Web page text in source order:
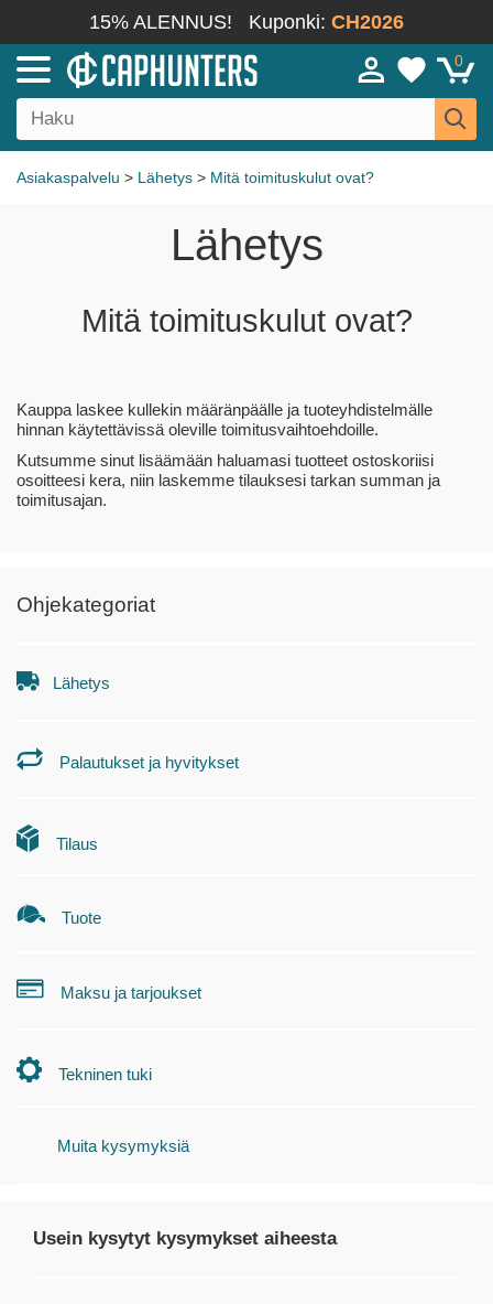
15% ALENNUS! Kuponki: CH2026
0
Asiakaspalvelu > Lähetys > Mitä toimituskulut ovat?
Lähetys
Mitä toimituskulut ovat?
Kauppa laskee kullekin määränpäälle ja tuoteyhdistelmälle
hinnan käytettävissä oleville toimitusvaihtoehdoille.
Kutsumme sinut lisäämään haluamasi tuotteet ostoskoriisi
osoitteesi kera, niin laskemme tilauksesi tarkan summan ja
toimitusajan.
Ohjekategoriat
Lähetys
Palautukset ja hyvitykset
Tilaus
Tuote
Maksu ja tarjoukset
Tekninen tuki
Muita kysymyksiä
Usein kysytyt kysymykset aiheesta